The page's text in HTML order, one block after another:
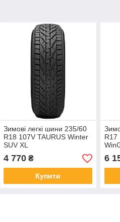
Зимові легкі шини 235/60
R18 107V TAURUS Winter
SUV XL
4 770₴
Купити
R17
6